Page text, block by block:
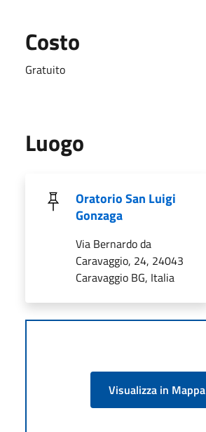
Costo
Gratuito
Luogo
Oratorio San Luigi
Gonzaga
Via Bernardo da
Caravaggio, 24, 24043
Caravaggio BG, Italia
Visualizza in Mappa